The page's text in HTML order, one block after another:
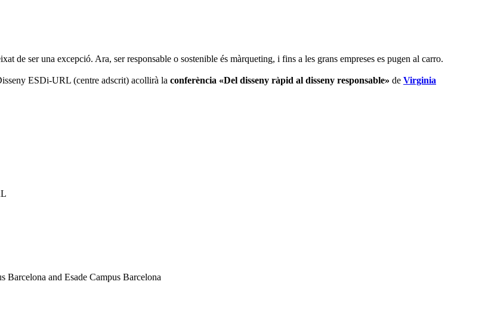
de ser una excepció. Ara, ser responsable o sostenible és màrqueting, i fins a les grans empreses es pugen al carro.
ESDi-URL (centre adscrit) acollirà la conferència «Del disseny ràpid al disseny responsable» de Virginia
Barcelona and Esade Campus Barcelona